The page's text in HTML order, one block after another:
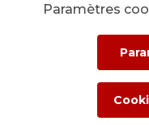
Paramètres